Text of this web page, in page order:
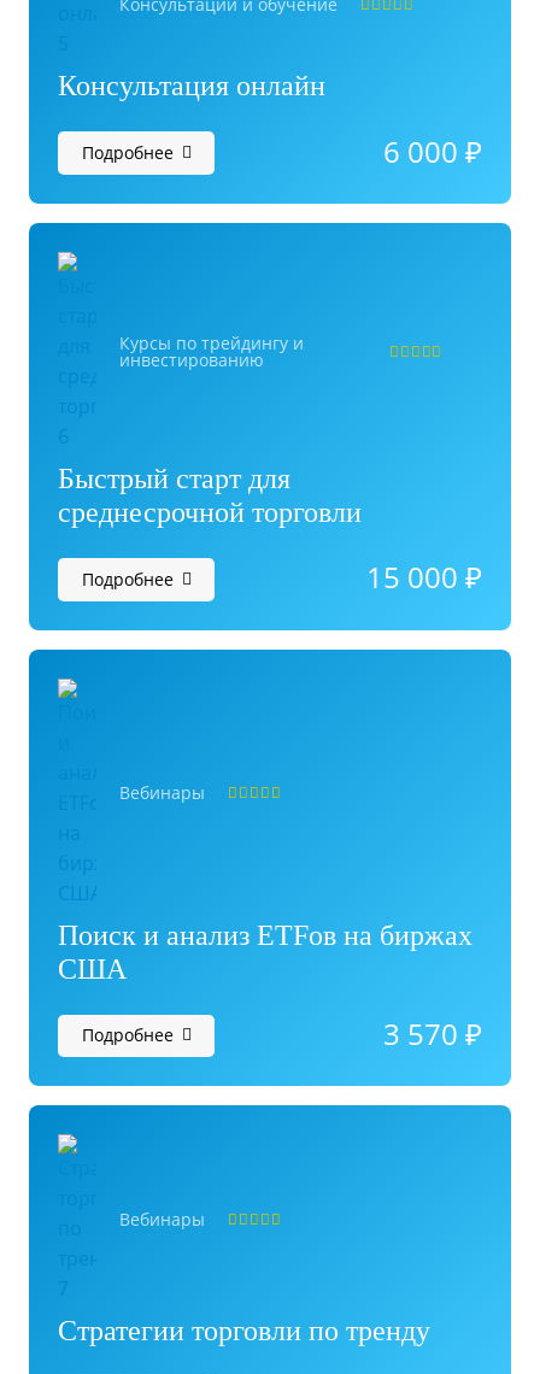
Консультация онлайн
Подробнее 6 000 ₽
Курсы по трейдингу и
инвестированию
Быстрый старт для
среднесрочной торговли
Подробнее 15 000 ₽
Вебинары
Поиск и анализ ETFов на биржах
США
Подробнее 3 570 ₽
Вебинары
Стратегии торговли по тренду